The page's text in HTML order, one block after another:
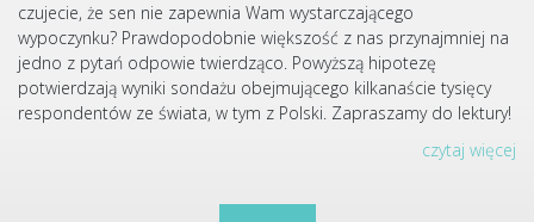
czujecie, że sen nie zapewnia Wam wystarczającego
wypoczynku? Prawdopodobnie większość z nas przynajmniej na
jedno z pytań odpowie twierdząco. Powyższą hipotezę
potwierdzają wyniki sondażu obejmującego kilkanaście tysięcy
respondentów ze świata, w tym z Polski. Zapraszamy do lektury!
czytaj więcej